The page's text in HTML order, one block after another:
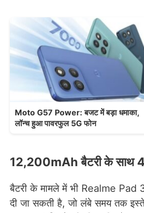
Moto G57 Power: बजट में बड़ा धमाका,
लॉन्च हुआ पावरफुल 5G फोन
12,200mAh बैटरी के साथ
बैटरी के मामले में भी Realme Pad
दी जा सकती है, जो लंबे समय तक